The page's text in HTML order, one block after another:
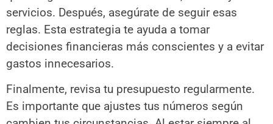
servicios. Después, asegúrate de seguir esas
reglas. Esta estrategia te ayuda a tomar
decisiones financieras más conscientes y a evitar
gastos innecesarios.
Finalmente, revisa tu presupuesto regularmente.
Es importante que ajustes tus números según